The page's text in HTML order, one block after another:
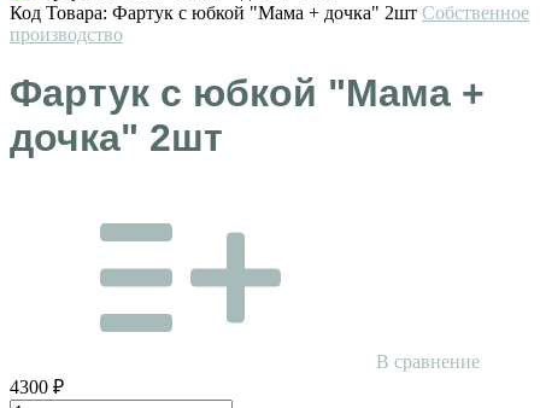
Код Товара: Фартук с юбкой "Мама + дочка" 2шт Собственное
производство
Фартук с юбкой "Мама +
дочка" 2шт
В сравнение
4300 ₽